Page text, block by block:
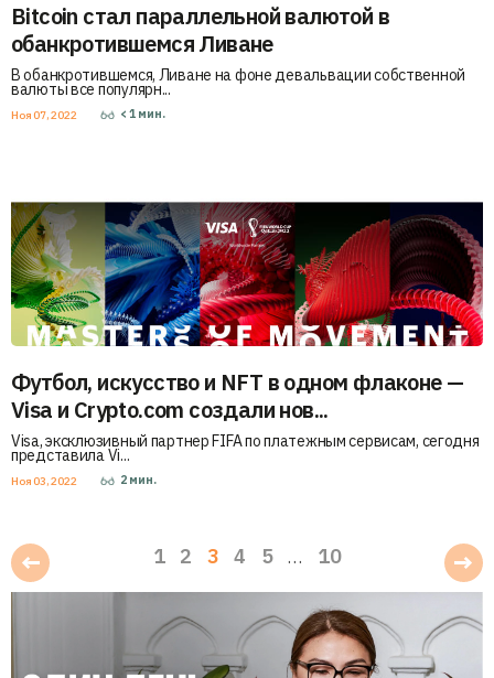
Bitcoin стал параллельной валютой в
обанкротившемся Ливане
В обанкротившемся, Ливане на фоне девальвации собственной
валюты все популярн...
Ноя 07, 2022 < 1 мин.
Футбол, искусство и NFT в одном флаконе —
Visa и Crypto.com создали нов...
Visa, эксклюзивный партнер FIFA по платежным сервисам, сегодня
представила Vi...
Ноя 03, 2022 2 мин.
1 2 3 4 5 … 10